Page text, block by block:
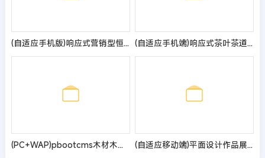
(自适应手机版)响应式营销型恒温恒湿机环境设备类网站pbootcms模板 蓝色营销型空调设备网站源码 (自适应手机端)响应式茶叶茶道pbootcms网站模板 棕色复古茶具网站源码
(PC+WAP)pbootcms木材木业网站模板 绿色木材加工企业网站源码 (自适应移动端)平面设计作品展示网站模板 网络工作室网站源码